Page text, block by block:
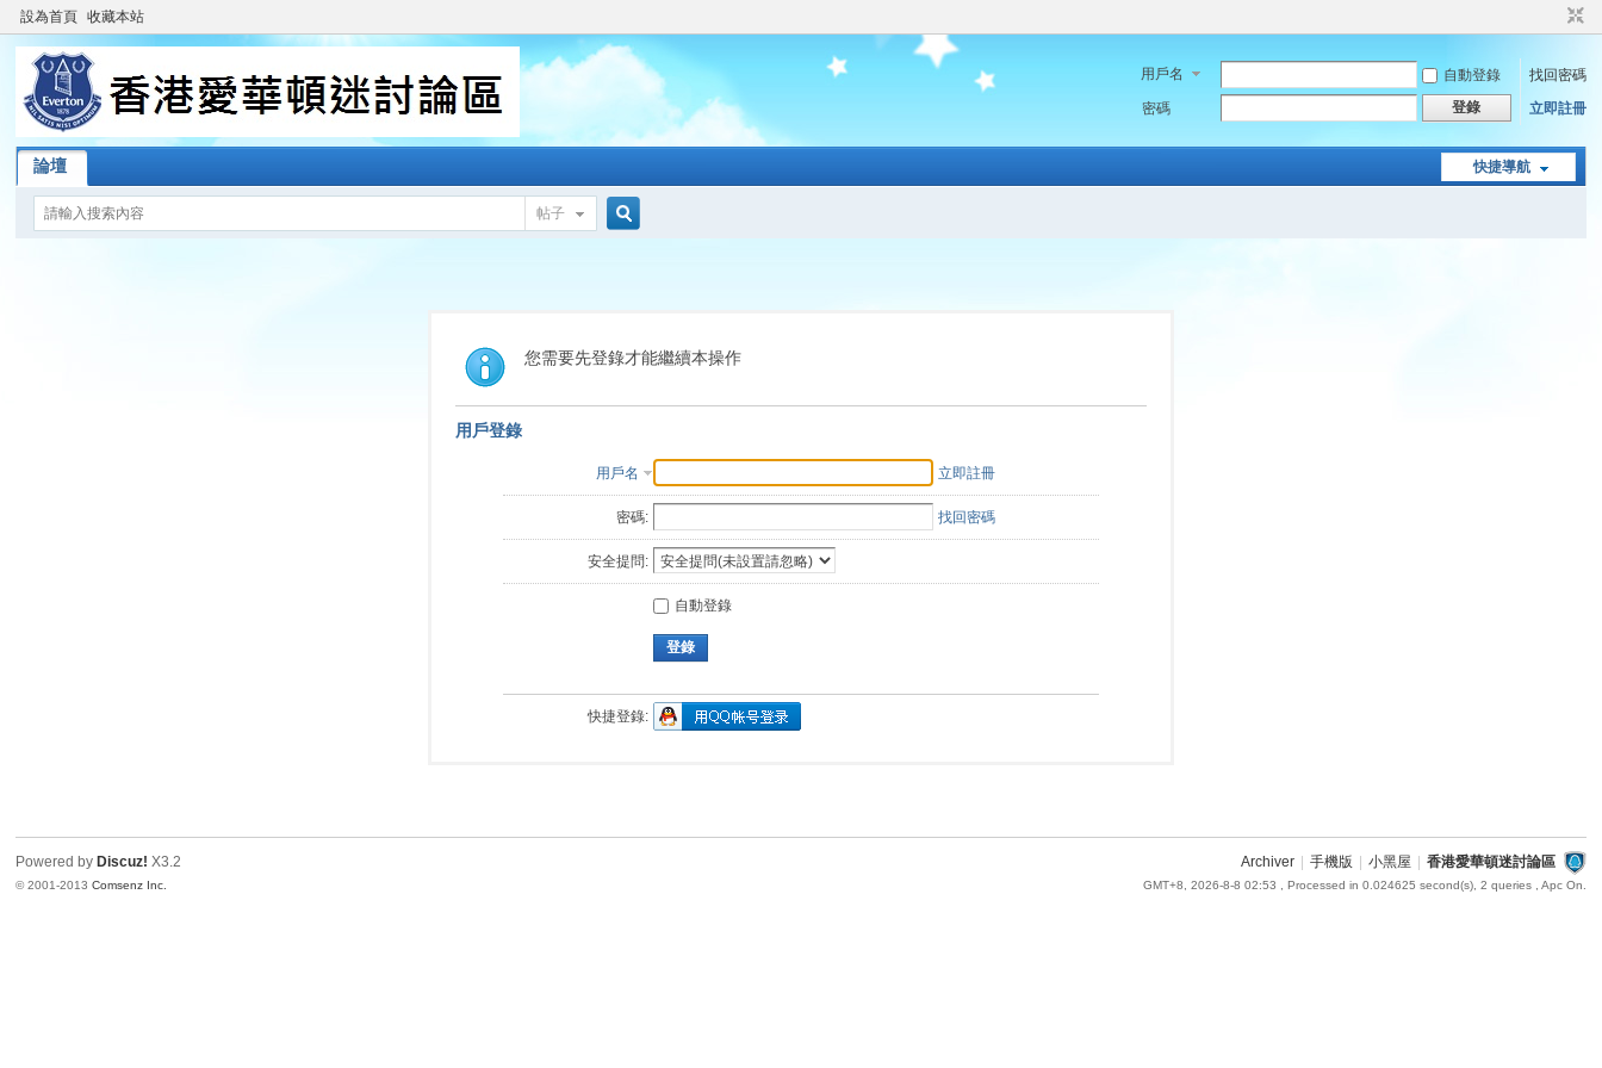
設為首頁 收藏本站
用戶名 自動登錄
找回密碼
密碼
登錄 立即註冊
快捷導航
論壇
帖子
索
您需要先登錄才能繼續本操作
用戶登錄
用戶名 立即註冊
密碼: 找回密碼
安全提問:
自動登錄
登錄
快捷登錄:
Archiver 手機版 小黑屋 香港愛華頓迷討論區
GMT+8, 2026-8-8 02:53 , Processed in 0.024625 second(s), 2 queries , Apc On.
Powered by Discuz! X3.2
© 2001-2013Comsenz Inc.